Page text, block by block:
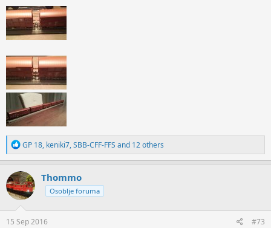
R
e
a
c
t
i
o
n
s
GP 18, keniki7,SBB-CFF-FFS and 12 others
Thommo
Osoblje foruma
15 Sep 2016 #73